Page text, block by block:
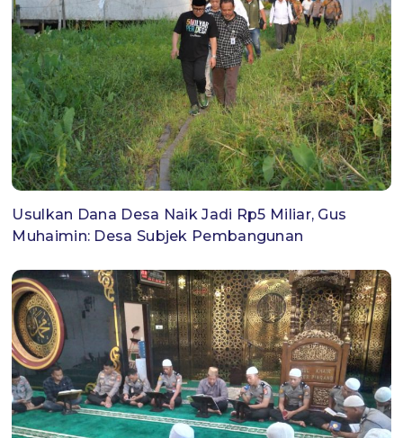
Usulkan Dana Desa Naik Jadi Rp5 Miliar, Gus
Muhaimin: Desa Subjek Pembangunan